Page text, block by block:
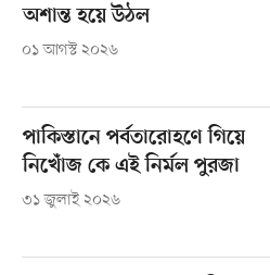
অশান্ত হয়ে উঠল
০১ আগস্ট ২০২৬
পাকিস্তানে পর্বতারোহণে গিয়ে
নিখোঁজ কে এই নির্মল পুরজা
৩১ জুলাই ২০২৬